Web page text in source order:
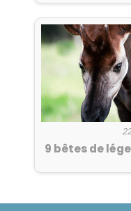
9 bêtes de